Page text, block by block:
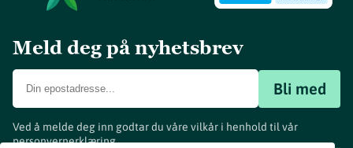
Meld deg på nyhetsbrev
Bli med
Ved å melde deg inn godtar du våre vilkår i henhold til vår
personvernerklæring.